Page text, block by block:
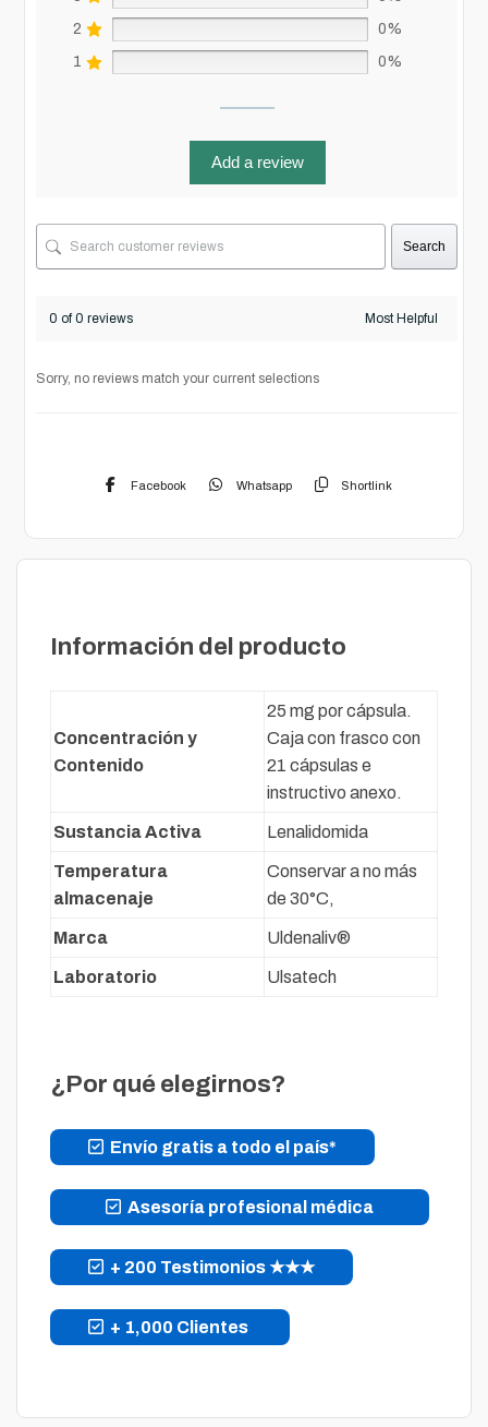
2 0%
1 0%
Add a review
Search
0 of 0 reviews
Sorry, no reviews match your current selections
Facebook Whatsapp Shortlink
Información del producto
Concentración y
Contenido
25 mg por cápsula.
Caja con frasco con
21 cápsulas e
instructivo anexo.
Sustancia Activa Lenalidomida
Temperatura
almacenaje
Conservar a no más
de 30°C,
Marca Uldenaliv®
Laboratorio Ulsatech
¿Por qué elegirnos?
Envío gratis a todo el país*
Asesoría profesional médica
+ 200 Testimonios ★★★
+ 1,000 Clientes